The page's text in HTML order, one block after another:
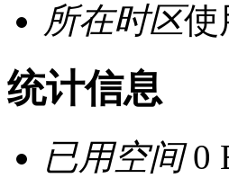
所在时区使
统计信息
已用空间0